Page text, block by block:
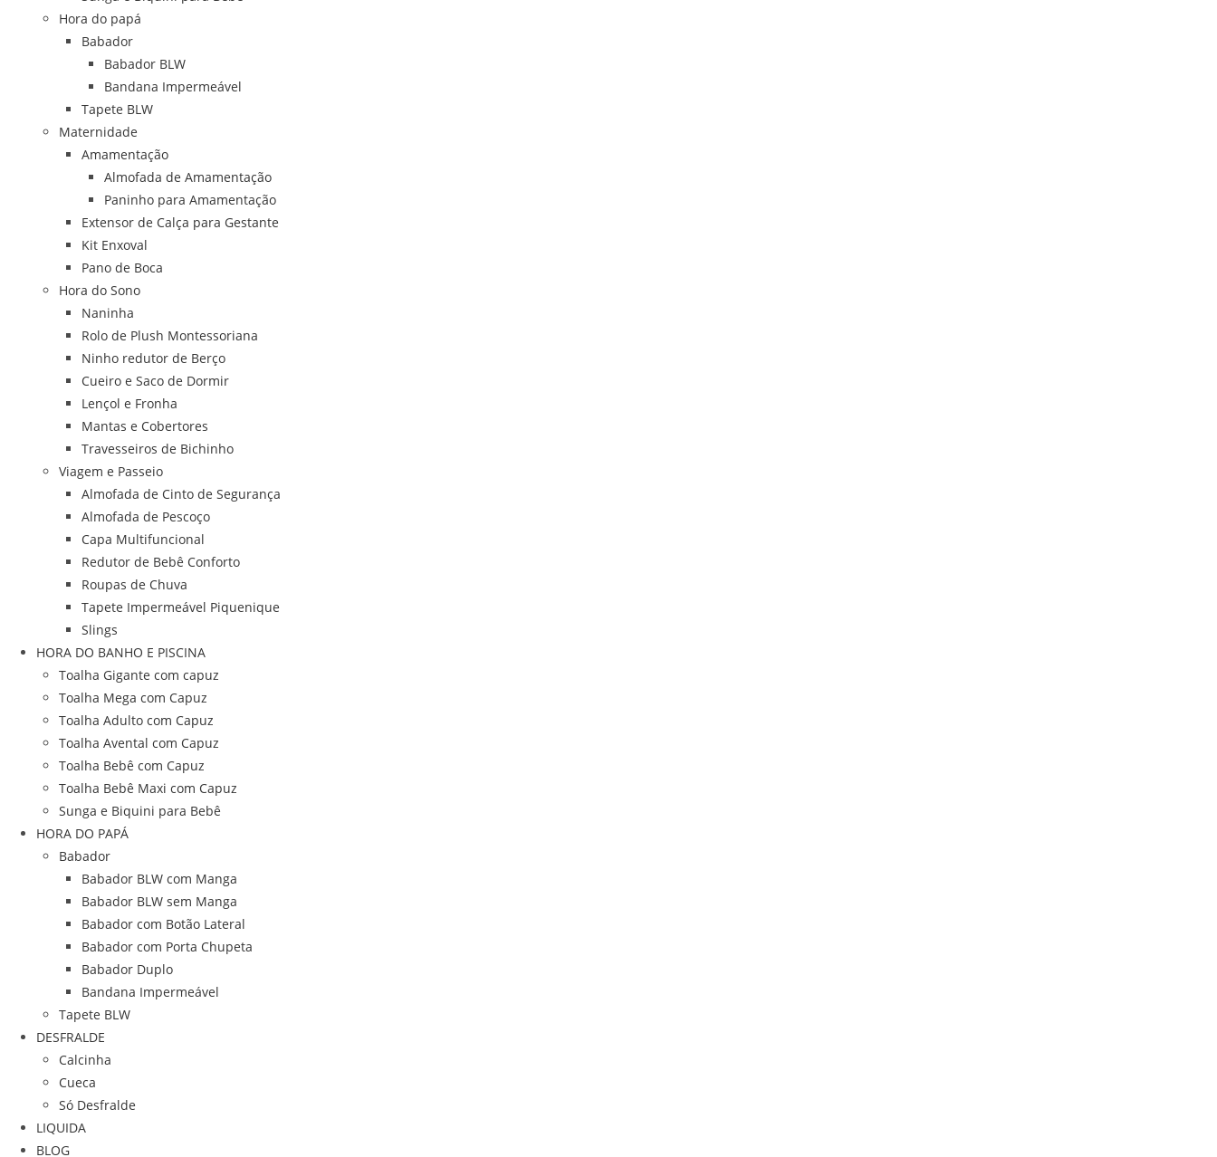
Hora do papá
Babador
Babador BLW
Bandana Impermeável
Tapete BLW
Maternidade
Amamentação
Almofada de Amamentação
Paninho para Amamentação
Extensor de Calça para Gestante
Kit Enxoval
Pano de Boca
Hora do Sono
Naninha
Rolo de Plush Montessoriana
Ninho redutor de Berço
Cueiro e Saco de Dormir
Lençol e Fronha
Mantas e Cobertores
Travesseiros de Bichinho
Viagem e Passeio
Almofada de Cinto de Segurança
Almofada de Pescoço
Capa Multifuncional
Redutor de Bebê Conforto
Roupas de Chuva
Tapete Impermeável Piquenique
Slings
HORA DO BANHO E PISCINA
Toalha Gigante com capuz
Toalha Mega com Capuz
Toalha Adulto com Capuz
Toalha Avental com Capuz
Toalha Bebê com Capuz
Toalha Bebê Maxi com Capuz
Sunga e Biquini para Bebê
HORA DO PAPÁ
Babador
Babador BLW com Manga
Babador BLW sem Manga
Babador com Botão Lateral
Babador com Porta Chupeta
Babador Duplo
Bandana Impermeável
Tapete BLW
DESFRALDE
Calcinha
Cueca
Só Desfralde
LIQUIDA
BLOG